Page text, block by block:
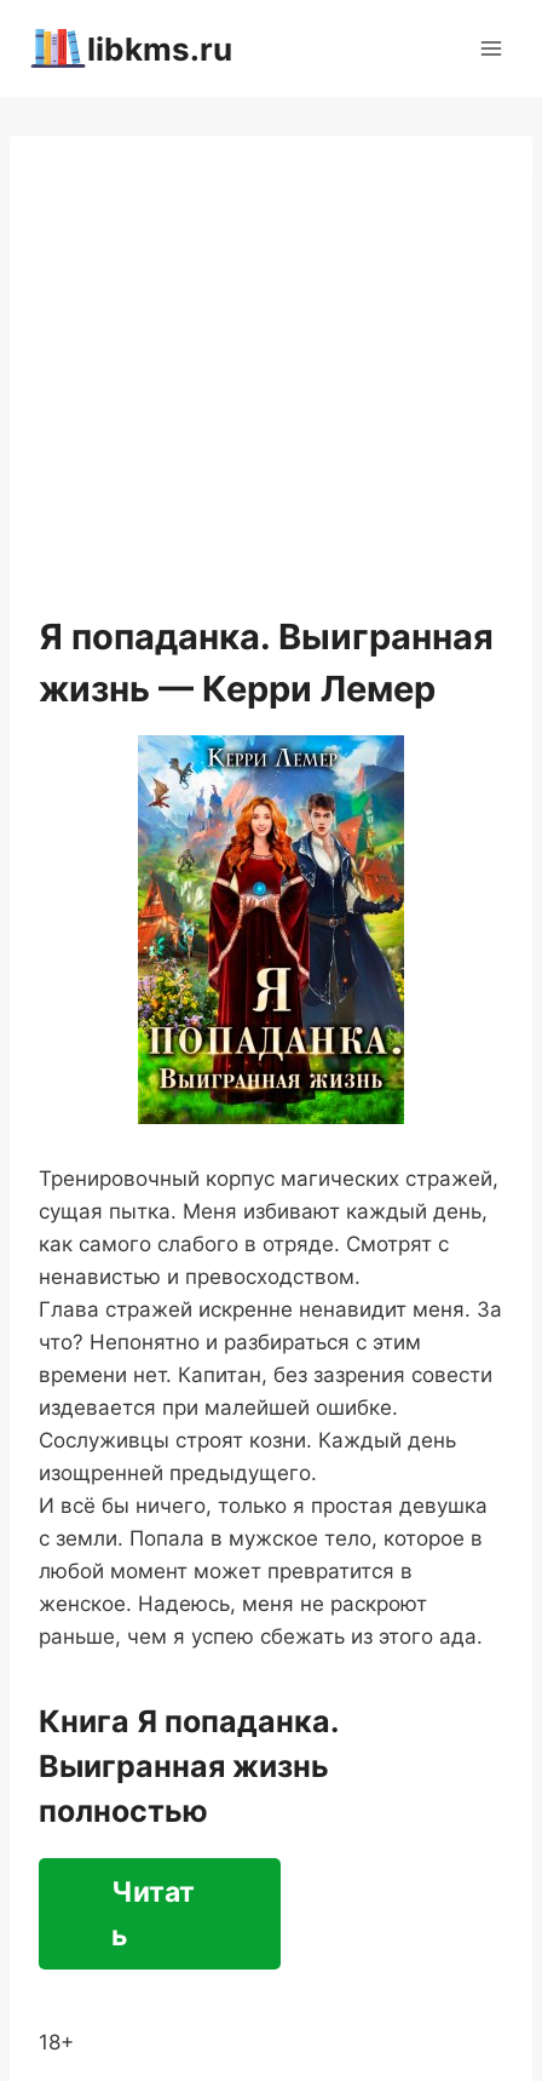
libkms.ru
Я попаданка. Выигранная
жизнь — Керри Лемер
Тренировочный корпус магических стражей,
сущая пытка. Меня избивают каждый день,
как самого слабого в отряде. Смотрят с
ненавистью и превосходством.
Глава стражей искренне ненавидит меня. За
что? Непонятно и разбираться с этим
времени нет. Капитан, без зазрения совести
издевается при малейшей ошибке.
Сослуживцы строят козни. Каждый день
изощренней предыдущего.
И всё бы ничего, только я простая девушка
с земли. Попала в мужское тело, которое в
любой момент может превратится в
женское. Надеюсь, меня не раскроют
раньше, чем я успею сбежать из этого ада.
Книга Я попаданка.
Выигранная жизнь
полностью
Читат
ь
18+